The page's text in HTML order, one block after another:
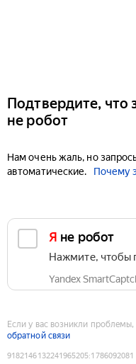
Подтвердите, что
не робот
Нам очень жаль, но
автоматические.
Почему
Я не робот
Нажмите, чтобы
Yandex
Если у вас возникли
обратной связи
9182146132241965205:1786092081